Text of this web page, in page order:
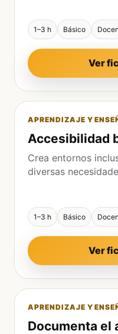
1–3 h Básico
Ver
APRENDIZAJE Y
Accesibilidad
Crea entornos
diversas
1–3 h Básico
Ver
APRENDIZAJE Y
Documenta el